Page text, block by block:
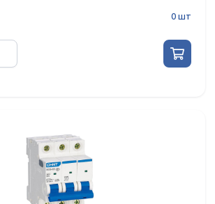
0 шт